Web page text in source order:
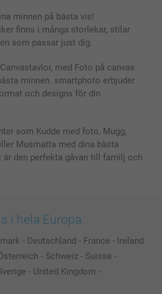
minnen på bästa vis!
finns i många storlekar, stilar
som passar just dig.
med Foto på canvas
minnen. smartphoto erbjuder
och designs för din
som Kudde med foto, Mugg,
Musmatta med dina bästa
är den perfekta gåvan till familj och
i hela Europa
- Deutschland - France - Ireland
- Schweiz - Suisse -
- United Kingdom -